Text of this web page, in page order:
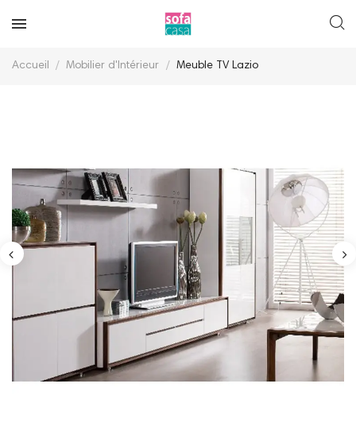
Accueil Mobilier d'Intérieur Meuble TV Lazio